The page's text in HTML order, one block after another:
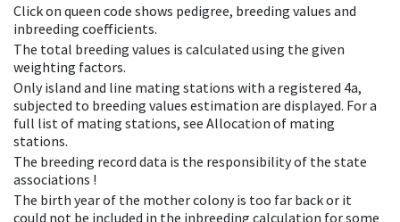
Click on queen code shows pedigree, breeding values and
inbreeding coefficients.
The total breeding values is calculated using the given
weighting factors.
Only island and line mating stations with a registered 4a,
subjected to breeding values estimation are displayed. For a
full list of mating stations, see Allocation of mating
stations.
The breeding record data is the responsibility of the state
associations !
The birth year of the mother colony is too far back or it
could not be included in the inbreeding calculation for some